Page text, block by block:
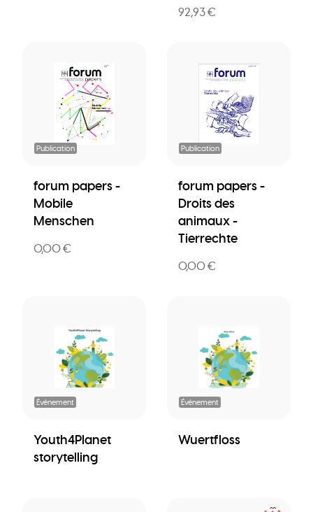
92,93 €
Publication
forum papers -
Mobile
Menschen
0,00 €
Publication
forum papers -
Droits des
animaux -
Tierrechte
0,00 €
Événement
Youth4Planet
storytelling
Événement
Wuertfloss